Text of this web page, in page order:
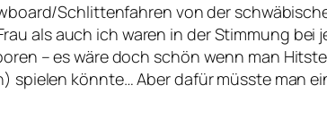
Schlittenfahren von der
als auch ich waren in der Stimmung bei
– es wäre doch schön wenn man
spielen könnte… Aber dafür müsste man